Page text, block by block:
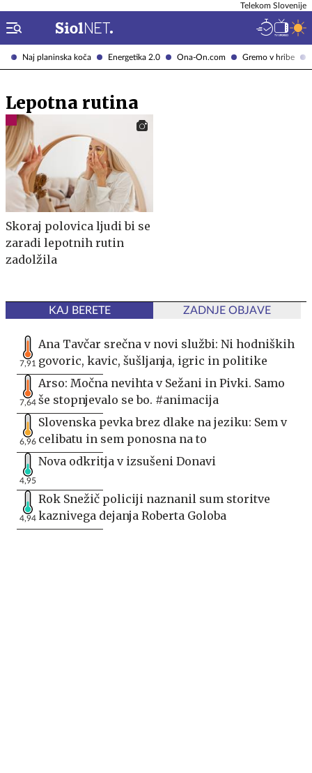
Naj planinska koča Energetika 2.0 Ona-On.com Gremo v hribe
Telekom Slovenije
Lepotna rutina
Skoraj polovica ljudi bi se
zaradi lepotnih rutin
zadolžila
KAJ BERETE ZADNJE OBJAVE
7,91
Ana Tavčar srečna v novi službi: Ni hodniških
govoric, kavic, šušljanja, igric in politike
7,64
Arso: Močna nevihta v Sežani in Pivki. Samo
še stopnjevalo se bo. #animacija
6,96
Slovenska pevka brez dlake na jeziku: Sem v
celibatu in sem ponosna na to
4,95
Nova odkritja v izsušeni Donavi
4,94
Rok Snežič policiji naznanil sum storitve
kaznivega dejanja Roberta Goloba